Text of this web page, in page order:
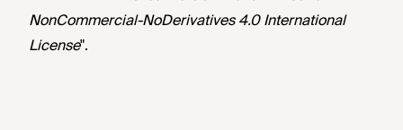
NonCommercial-NoDerivatives 4.0 International
License".